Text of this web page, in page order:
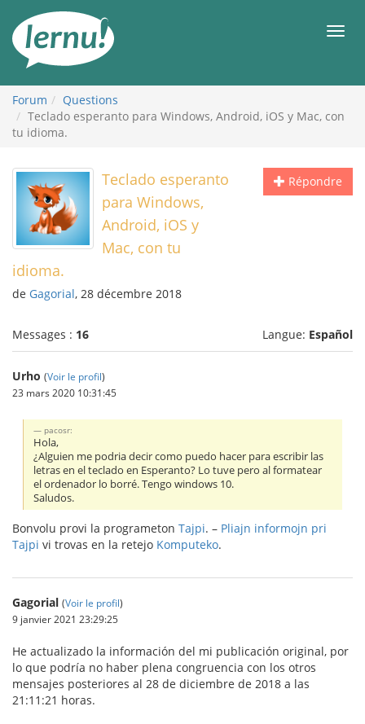
contenu
Forum
Questions
Teclado esperanto para Windows, Android, iOS y Mac, con
tu idioma.
Répondre
Teclado esperanto
para Windows,
Android, iOS y
Mac, con tu
idioma.
de Gagorial, 28 décembre 2018
Messages : 16 Langue: Español
Urho (Voir le profil)
23 mars 2020 10:31:45
pacosr:
Hola,
¿Alguien me podria decir como puedo hacer para escribir las
letras en el teclado en Esperanto? Lo tuve pero al formatear
el ordenador lo borré. Tengo windows 10.
Saludos.
Bonvolu provi la programeton Tajpi. – Pliajn informojn pri
Tajpi vi trovas en la retejo Komputeko.
Gagorial (Voir le profil)
9 janvier 2021 23:29:25
He actualizado la información del mi publicación original, por
lo que podría no haber plena congruencia con los otros
mensajes posteriores al 28 de diciembre de 2018 a las
21:11:21 horas.